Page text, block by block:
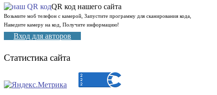
QR код нашего сайта
Возьмите моб телефон с камерой, Запустите программу для сканирования кода,
Наведите камеру на код, Получите информацию!
Вход для авторов
Статистика сайта